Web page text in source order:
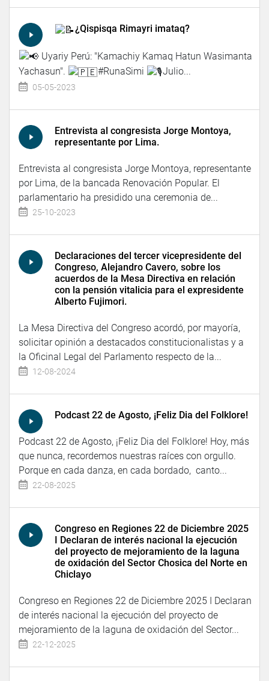
¿Qispisqa Rimayri imataq?
Uyariy Perú: "Kamachiy Kamaq Hatun Wasimanta
Yachasun".
#RunaSimi Julio...
05-05-2023
Entrevista al congresista Jorge Montoya,
representante por Lima.
Entrevista al congresista Jorge Montoya, representante
por Lima, de la bancada Renovación Popular. El
parlamentario ha presidido una ceremonia de...
25-10-2023
Declaraciones del tercer vicepresidente del
Congreso, Alejandro Cavero, sobre los
acuerdos de la Mesa Directiva en relación
con la pensión vitalicia para el expresidente
Alberto Fujimori.
La Mesa Directiva del Congreso acordó, por mayoría,
solicitar opinión a destacados constitucionalistas y a
la Oficinal Legal del Parlamento respecto de la...
12-08-2024
Podcast 22 de Agosto, ¡Feliz Dia del Folklore!
Podcast 22 de Agosto, ¡Feliz Dia del Folklore! Hoy, más
que nunca, recordemos nuestras raíces con orgullo.
Porque en cada danza, en cada bordado, canto...
22-08-2025
Congreso en Regiones 22 de Diciembre 2025
I Declaran de interés nacional la ejecución
del proyecto de mejoramiento de la laguna
de oxidación del Sector Chosica del Norte en
Chiclayo
Congreso en Regiones 22 de Diciembre 2025 I Declaran
de interés nacional la ejecución del proyecto de
mejoramiento de la laguna de oxidación del Sector...
22-12-2025